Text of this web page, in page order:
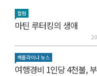
컬럼
마틴 루터킹의 생애
캐롤라이나 뉴스
여행경비 1인당 4천불,